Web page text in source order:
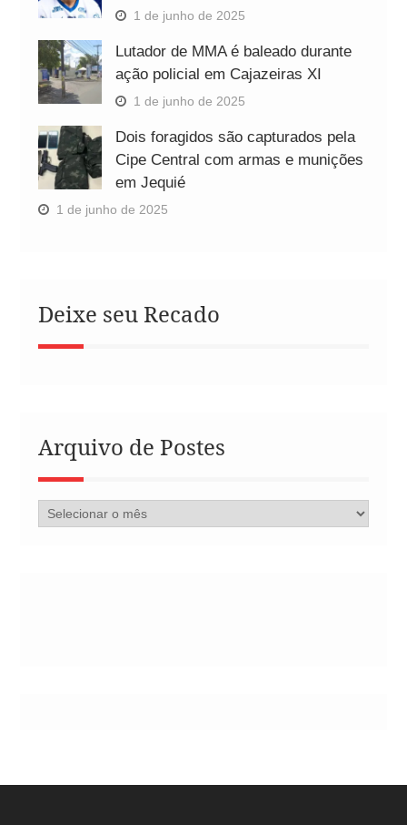
1 de junho de 2025
Lutador de MMA é baleado durante
ação policial em Cajazeiras XI
1 de junho de 2025
Dois foragidos são capturados pela
Cipe Central com armas e munições
em Jequié
1 de junho de 2025
Deixe seu Recado
Arquivo de Postes
Arquivo
de